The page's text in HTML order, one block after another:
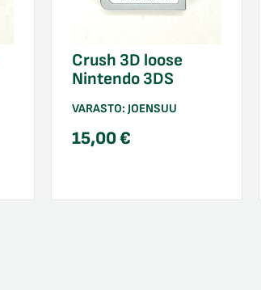
Crush 3D loose
Nintendo 3DS
VARASTO:JOENSUU
15,00€